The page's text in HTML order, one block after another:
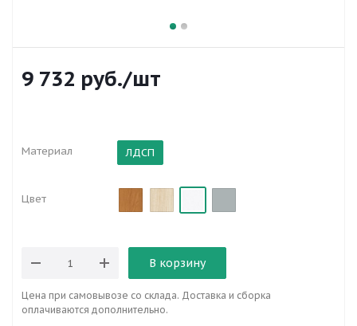
9 732 руб./шт
Материал ЛДСП
Цвет
В корзину
Цена при самовывозе со склада. Доставка и сборка
оплачиваются дополнительно.